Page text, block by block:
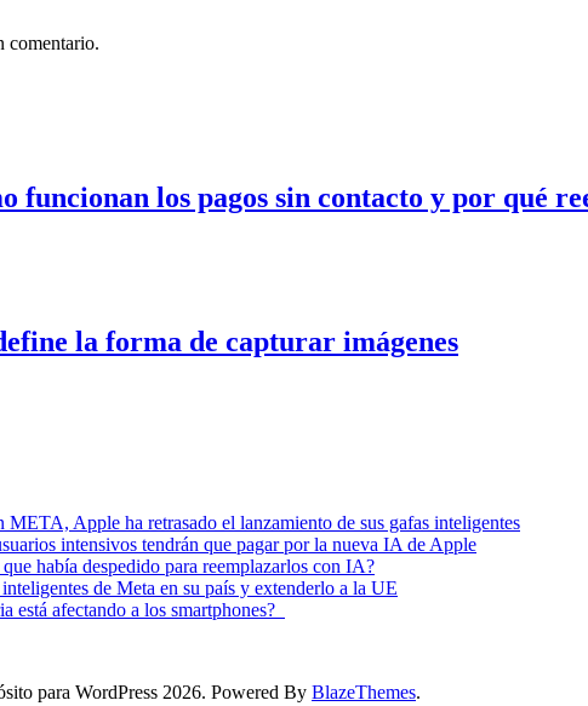
comentario.
funcionan los pagos sin contacto y por qué
la forma de capturar imágenes
Apple ha retrasado el lanzamiento de sus gafas inteligentes
intensivos tendrán que pagar por la nueva IA de Apple
había despedido para reemplazarlos con IA?
de Meta en su país y extenderlo a la UE
está afectando a los smartphones?
para WordPress 2026. Powered By BlazeThemes.